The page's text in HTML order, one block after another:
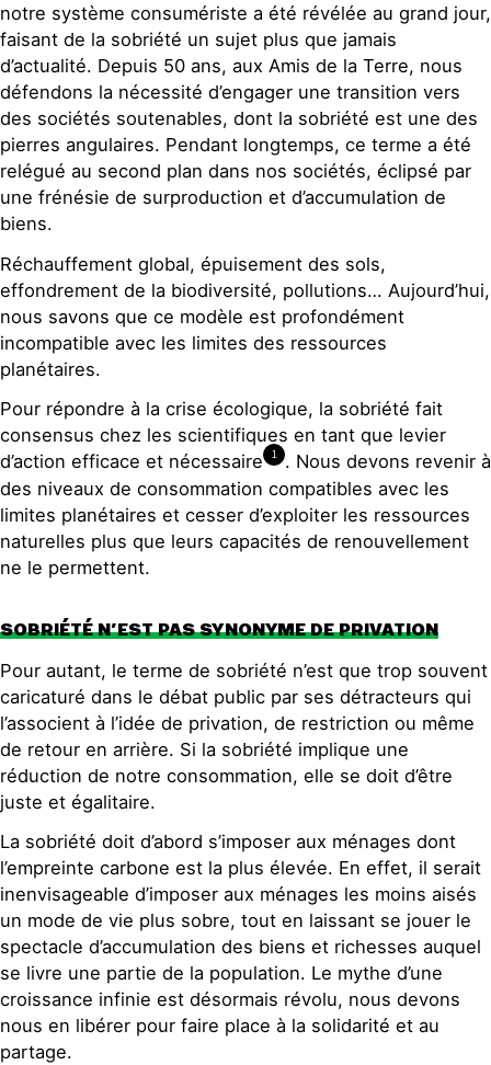
notre système consumériste a été révélée au grand jour,
faisant de la sobriété un sujet plus que jamais
d’actualité. Depuis 50 ans, aux Amis de la Terre, nous
défendons la nécessité d’engager une transition vers
des sociétés soutenables, dont la sobriété est une des
pierres angulaires. Pendant longtemps, ce terme a été
relégué au second plan dans nos sociétés, éclipsé par
une frénésie de surproduction et d’accumulation de
biens.
Réchauffement global, épuisement des sols,
effondrement de la biodiversité, pollutions… Aujourd’hui,
nous savons que ce modèle est profondément
incompatible avec les limites des ressources
planétaires.
Pour répondre à la crise écologique, la sobriété fait
consensus chez les scientifiques en tant que levier
d’action efficace et nécessaire
1
. Nous devons revenir à
des niveaux de consommation compatibles avec les
limites planétaires et cesser d’exploiter les ressources
naturelles plus que leurs capacités de renouvellement
ne le permettent.
SOBRIÉTÉ N’EST PAS SYNONYME DE PRIVATION
Pour autant, le terme de sobriété n’est que trop souvent
caricaturé dans le débat public par ses détracteurs qui
l’associent à l’idée de privation, de restriction ou même
de retour en arrière. Si la sobriété implique une
réduction de notre consommation, elle se doit d’être
juste et égalitaire.
La sobriété doit d’abord s’imposer aux ménages dont
l’empreinte carbone est la plus élevée. En effet, il serait
inenvisageable d’imposer aux ménages les moins aisés
un mode de vie plus sobre, tout en laissant se jouer le
spectacle d’accumulation des biens et richesses auquel
se livre une partie de la population. Le mythe d’une
croissance infinie est désormais révolu, nous devons
nous en libérer pour faire place à la solidarité et au
partage.